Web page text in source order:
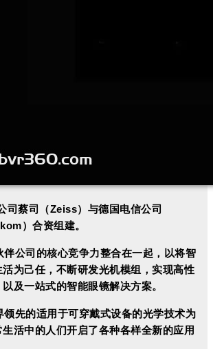
司蔡司（Zeiss）与德国电信公司
）合资组建。
公司的核心竞争力整合在一起，以将智
为己任，不断研发光机模组，实现高性
及一站式的智能眼镜解决方案。
先的适用于可穿戴式设备的光学技术为
活中的人们开启了各种各样全新的应用